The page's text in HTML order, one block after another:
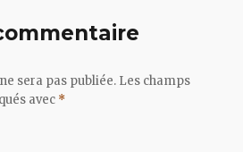
sera pas publiée. Les champs
avec *